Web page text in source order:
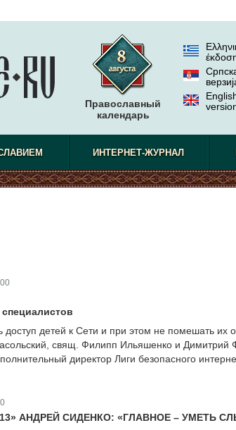
Православный
календарь
ИНТЕРНЕТ-ЖУРНАЛ
доступ детей к Сети и при этом не помешать их
свящ. Филипп Ильяшенко и Димитрий
директор Лиги безопасного
АНДРЕЙ СИДЕНКО: «ГЛАВНОЕ – УМЕТЬ